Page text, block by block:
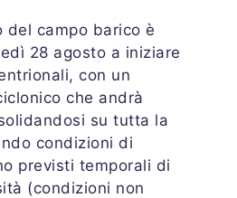
del campo barico è
28 agosto a iniziare
con un
che andrà
su tutta la
condizioni di
previsti temporali di
(condizioni non